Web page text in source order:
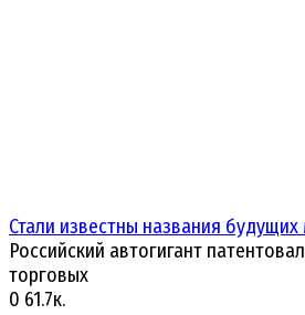
Стали известны названия
Российский автогигант
торговых
0 61.7к.